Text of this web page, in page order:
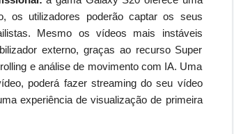
os utilizadores poderão captar os seus
Mesmo os vídeos mais instáveis
externo, graças ao recurso Super
e análise de movimento com IA. Uma
poderá fazer streaming do seu vídeo
experiência de visualização de primeira